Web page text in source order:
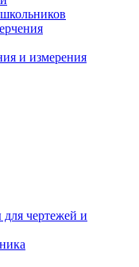
и измерения
чертежей и